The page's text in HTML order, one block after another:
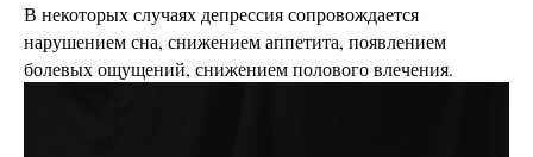
В некоторых случаях депрессия сопровождается
нарушением сна, снижением аппетита, появлением
болевых ощущений, снижением полового влечения.